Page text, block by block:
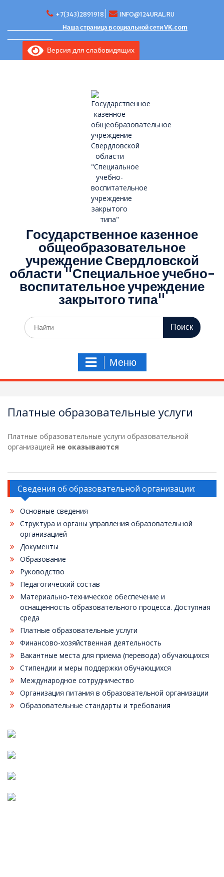
+7(343)2891918
INFO@124URAL.RU
___________Наша страница в социальной сети VK.com
Версия для слабовидящих
Государственное казенное
общеобразовательное
учреждение Свердловской
области "Специальное учебно-
воспитательное учреждение
закрытого типа"
Поиск
по:
Меню
Платные образовательные услуги
Платные образовательные услуги образовательной
организацией не оказываются
Сведения об образовательной организации:
Основные сведения
Структура и органы управления образовательной
организацией
Документы
Образование
Руководство
Педагогический состав
Материально-техническое обеспечение и
оснащенность образовательного процесса. Доступная
среда
Платные образовательные услуги
Финансово-хозяйственная деятельность
Вакантные места для приема (перевода) обучающихся
Стипендии и меры поддержки обучающихся
Международное сотрудничество
Организация питания в образовательной организации
Образовательные стандарты и требования